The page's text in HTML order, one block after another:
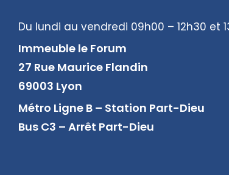
Du lundi au vendredi 09h00 – 12h30 et
Immeuble le Forum
27 Rue Maurice Flandin
69003 Lyon
Métro Ligne B – Station Part-Dieu
Bus C3 – Arrêt Part-Dieu